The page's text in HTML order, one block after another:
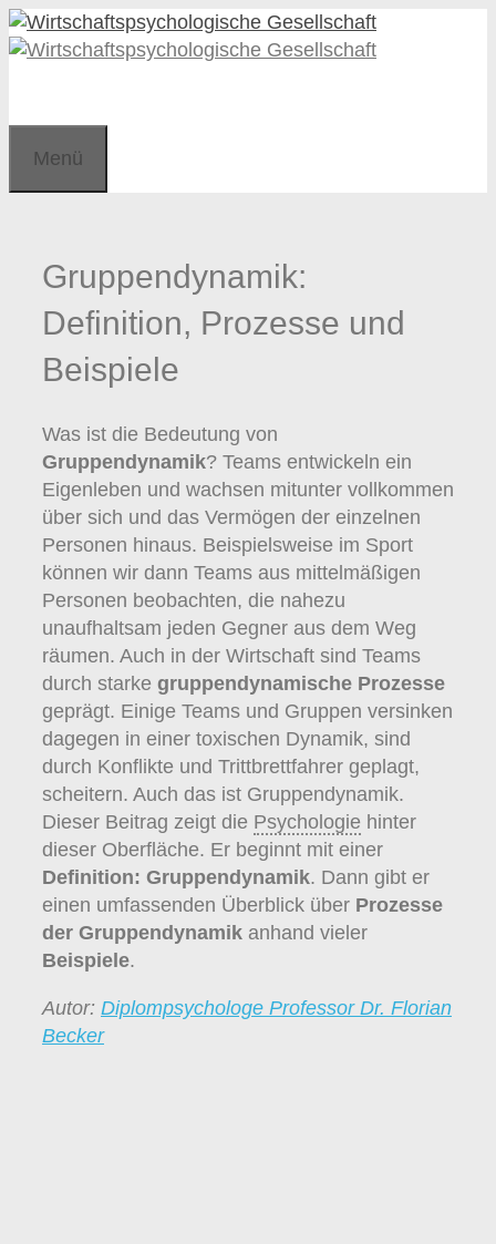
Zum
Inhalt
Zum
Inhalt
Menü
Gruppendynamik:
Definition, Prozesse und
Beispiele
Was ist die Bedeutung von
Gruppendynamik? Teams entwickeln ein
Eigenleben und wachsen mitunter vollkommen
über sich und das Vermögen der einzelnen
Personen hinaus. Beispielsweise im Sport
können wir dann Teams aus mittelmäßigen
Personen beobachten, die nahezu
unaufhaltsam jeden Gegner aus dem Weg
räumen. Auch in der Wirtschaft sind Teams
durch starke gruppendynamische Prozesse
geprägt. Einige Teams und Gruppen versinken
dagegen in einer toxischen Dynamik, sind
durch Konflikte und Trittbrettfahrer geplagt,
scheitern. Auch das ist Gruppendynamik.
Dieser Beitrag zeigt die Psychologie hinter
dieser Oberfläche. Er beginnt mit einer
Definition: Gruppendynamik. Dann gibt er
einen umfassenden Überblick über Prozesse
der Gruppendynamik anhand vieler
Beispiele.
Autor: Diplompsychologe Professor Dr. Florian
Becker